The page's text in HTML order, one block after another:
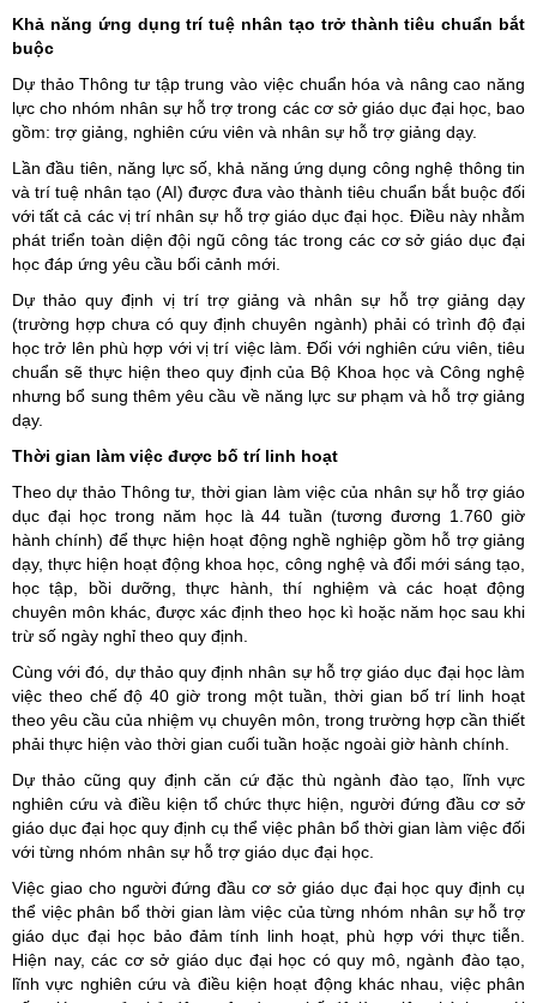
Khả năng ứng dụng trí tuệ nhân tạo trở thành tiêu chuẩn bắt
buộc
Dự thảo Thông tư tập trung vào việc chuẩn hóa và nâng cao năng
lực cho nhóm nhân sự hỗ trợ trong các cơ sở giáo dục đại học, bao
gồm: trợ giảng, nghiên cứu viên và nhân sự hỗ trợ giảng dạy.
Lần đầu tiên, năng lực số, khả năng ứng dụng công nghệ thông tin
và trí tuệ nhân tạo (AI) được đưa vào thành tiêu chuẩn bắt buộc đối
với tất cả các vị trí nhân sự hỗ trợ giáo dục đại học. Điều này nhằm
phát triển toàn diện đội ngũ công tác trong các cơ sở giáo dục đại
học đáp ứng yêu cầu bối cảnh mới.
Dự thảo quy định vị trí trợ giảng và nhân sự hỗ trợ giảng dạy
(trường hợp chưa có quy định chuyên ngành) phải có trình độ đại
học trở lên phù hợp với vị trí việc làm. Đối với nghiên cứu viên, tiêu
chuẩn sẽ thực hiện theo quy định của Bộ Khoa học và Công nghệ
nhưng bổ sung thêm yêu cầu về năng lực sư phạm và hỗ trợ giảng
dạy.
Thời gian làm việc được bố trí linh hoạt
Theo dự thảo Thông tư, thời gian làm việc của nhân sự hỗ trợ giáo
dục đại học trong năm học là 44 tuần (tương đương 1.760 giờ
hành chính) để thực hiện hoạt động nghề nghiệp gồm hỗ trợ giảng
dạy, thực hiện hoạt động khoa học, công nghệ và đổi mới sáng tạo,
học tập, bồi dưỡng, thực hành, thí nghiệm và các hoạt động
chuyên môn khác, được xác định theo học kì hoặc năm học sau khi
trừ số ngày nghỉ theo quy định.
Cùng với đó, dự thảo quy định nhân sự hỗ trợ giáo dục đại học làm
việc theo chế độ 40 giờ trong một tuần, thời gian bố trí linh hoạt
theo yêu cầu của nhiệm vụ chuyên môn, trong trường hợp cần thiết
phải thực hiện vào thời gian cuối tuần hoặc ngoài giờ hành chính.
Dự thảo cũng quy định căn cứ đặc thù ngành đào tạo, lĩnh vực
nghiên cứu và điều kiện tổ chức thực hiện, người đứng đầu cơ sở
giáo dục đại học quy định cụ thể việc phân bổ thời gian làm việc đối
với từng nhóm nhân sự hỗ trợ giáo dục đại học.
Việc giao cho người đứng đầu cơ sở giáo dục đại học quy định cụ
thể việc phân bổ thời gian làm việc của từng nhóm nhân sự hỗ trợ
giáo dục đại học bảo đảm tính linh hoạt, phù hợp với thực tiễn.
Hiện nay, các cơ sở giáo dục đại học có quy mô, ngành đào tạo,
lĩnh vực nghiên cứu và điều kiện hoạt động khác nhau, việc phân